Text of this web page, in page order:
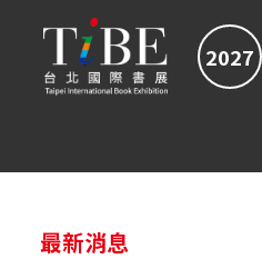
2027
最新消息